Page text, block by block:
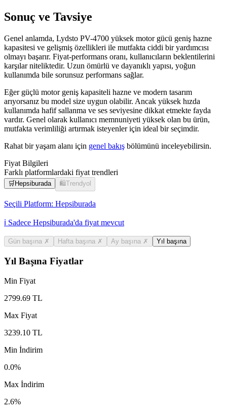
Sonuç ve Tavsiye
Genel anlamda, Lydsto PV-4700 yüksek motor gücü geniş hazne
kapasitesi ve gelişmiş özellikleri ile mutfakta ciddi bir yardımcısı
olmayı başarır. Fiyat-performans oranı, kullanıcıların beklentilerini
karşılar niteliktedir. Uzun ömürlü ve dayanıklı yapısı, yoğun
kullanımda bile sorunsuz performans sağlar.
Eğer güçlü motor geniş kapasiteli hazne ve modern tasarım
arıyorsanız bu model size uygun olabilir. Ancak yüksek hızda
kullanımda hafif sallanma ve ses seviyesine dikkat etmekte fayda
vardır. Genel olarak kullanıcı memnuniyeti yüksek olan bu ürün,
mutfakta verimliliği artırmak isteyenler için ideal bir seçimdir.
Rahat bir yaşam alanı için genel bakış bölümünü inceleyebilirsin.
Fiyat Bilgileri
Farklı platformlardaki fiyat trendleri
🛒Hepsiburada 🛍️Trendyol
Seçili Platform: Hepsiburada
ℹ️ Sadece Hepsiburada'da fiyat mevcut
Gün başına ✗ Hafta başına ✗ Ay başına ✗ Yıl başına
Yıl Başına Fiyatlar
Min Fiyat
2799.69 TL
Max Fiyat
3239.10 TL
Min İndirim
0.0%
Max İndirim
2.6%